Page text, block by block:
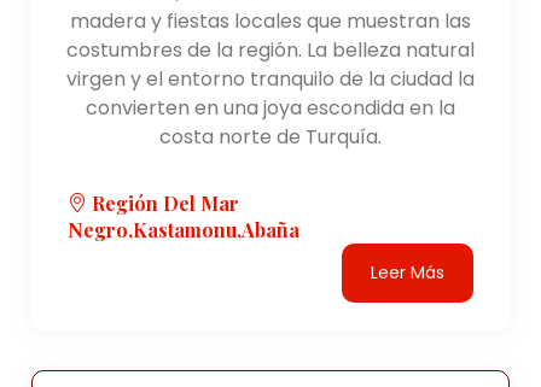
madera y fiestas locales que muestran las
costumbres de la región. La belleza natural
virgen y el entorno tranquilo de la ciudad la
convierten en una joya escondida en la
costa norte de Turquía.
Región Del Mar
Negro,Kastamonu,Abaña
Leer Más